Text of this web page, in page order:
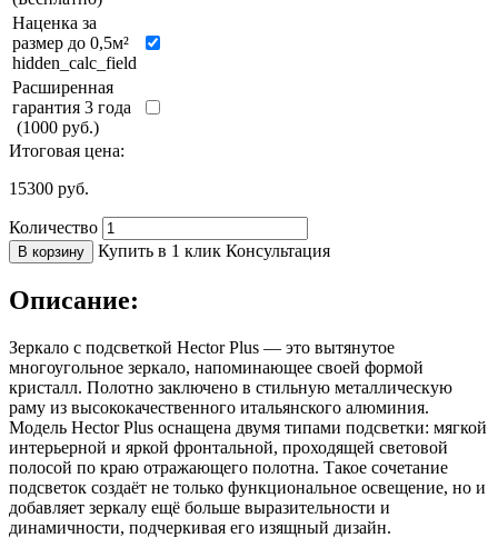
Наценка за
размер до 0,5м²
hidden_calc_field
Расширенная
гарантия 3 года
(1000 руб.)
Итоговая цена:
15300 руб.
Количество
В корзину Купить в 1 клик Консультация
Описание:
Зеркало с подсветкой Hector Plus — это вытянутое
многоугольное зеркало, напоминающее своей формой
кристалл. Полотно заключено в стильную металлическую
раму из высококачественного итальянского алюминия.
Модель Hector Plus оснащена двумя типами подсветки: мягкой
интерьерной и яркой фронтальной, проходящей световой
полосой по краю отражающего полотна. Такое сочетание
подсветок создаёт не только функциональное освещение, но и
добавляет зеркалу ещё больше выразительности и
динамичности, подчеркивая его изящный дизайн.